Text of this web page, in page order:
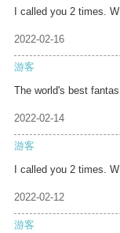
I called you 2 times. W
2022-02-16
游客
The world's best fantas
2022-02-14
游客
I called you 2 times. W
2022-02-12
游客